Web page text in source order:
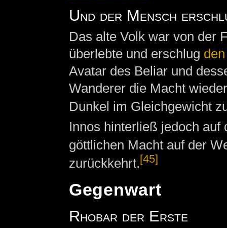
Und der Mensch
Das alte Volk war von der
überlebte und erschlug
Avatar des Beliar und
Wanderer die Macht
Dunkel im Gleichgewicht
Innos hinterließ jedoch auf
göttlichen Macht auf der
zurückkehrt.[45]
Gegenwart
Rhobar der Erste